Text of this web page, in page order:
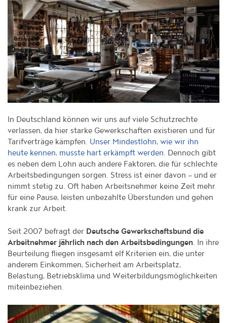
In Deutschland können wir uns auf viele Schutzrechte
verlassen, da hier starke Gewerkschaften existieren und für
Tarifverträge kämpfen. Unser Mindestlohn, wie wir ihn
heute kennen, musste hart erkämpft werden. Dennoch gibt
es neben dem Lohn auch andere Faktoren, die für schlechte
Arbeitsbedingungen sorgen. Stress ist einer davon – und er
nimmt stetig zu. Oft haben Arbeitsnehmer keine Zeit mehr
für eine Pause, leisten unbezahlte Überstunden und gehen
krank zur Arbeit.
Seit 2007 befragt der Deutsche Gewerkschaftsbund die
Arbeitnehmer jährlich nach den Arbeitsbedingungen. In ihre
Beurteilung fliegen insgesamt elf Kriterien ein, die unter
anderem Einkommen, Sicherheit am Arbeitsplatz,
Belastung, Betriebsklima und Weiterbildungsmöglichkeiten
miteinbeziehen.